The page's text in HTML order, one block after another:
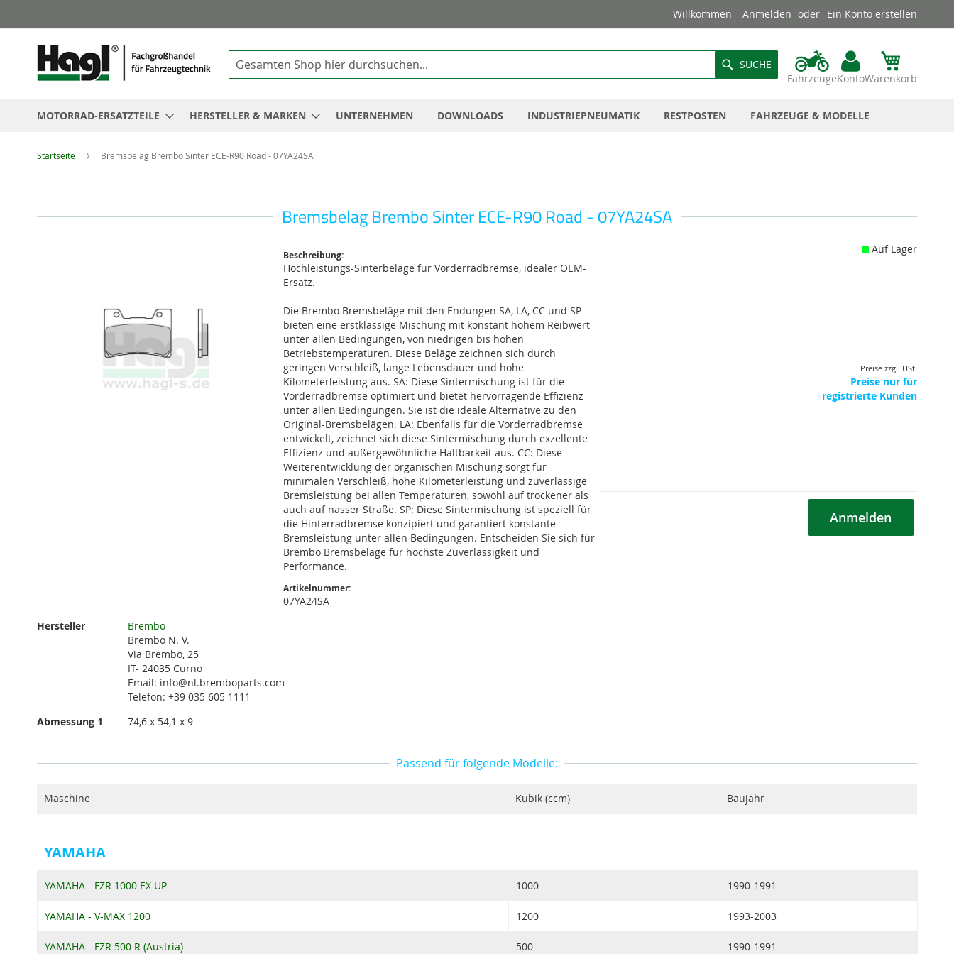
Inhalt
Willkommen Anmelden Ein Konto erstellen
FahrzeugeKontoWarenkorb
SUCHE
MOTORRAD-ERSATZTEILE HERSTELLER & MARKEN UNTERNEHMEN DOWNLOADS INDUSTRIEPNEUMATIK RESTPOSTEN FAHRZEUGE & MODELLE
Startseite Bremsbelag Brembo Sinter ECE-R90 Road - 07YA24SA
Bremsbelag Brembo Sinter ECE-R90 Road - 07YA24SA
Beschreibung:
Hochleistungs-Sinterbelage für Vorderradbremse, idealer OEM-
Ersatz.
Die Brembo Bremsbeläge mit den Endungen SA, LA, CC und SP
bieten eine erstklassige Mischung mit konstant hohem Reibwert
unter allen Bedingungen, von niedrigen bis hohen
Betriebstemperaturen. Diese Beläge zeichnen sich durch
geringen Verschleiß, lange Lebensdauer und hohe
Kilometerleistung aus. SA: Diese Sintermischung ist für die
Vorderradbremse optimiert und bietet hervorragende Effizienz
unter allen Bedingungen. Sie ist die ideale Alternative zu den
Original-Bremsbelägen. LA: Ebenfalls für die Vorderradbremse
entwickelt, zeichnet sich diese Sintermischung durch exzellente
Effizienz und außergewöhnliche Haltbarkeit aus. CC: Diese
Weiterentwicklung der organischen Mischung sorgt für
minimalen Verschleiß, hohe Kilometerleistung und zuverlässige
Bremsleistung bei allen Temperaturen, sowohl auf trockener als
auch auf nasser Straße. SP: Diese Sintermischung ist speziell für
die Hinterradbremse konzipiert und garantiert konstante
Bremsleistung unter allen Bedingungen. Entscheiden Sie sich für
Brembo Bremsbeläge für höchste Zuverlässigkeit und
Performance.
Artikelnummer:
07YA24SA
Auf Lager
Preise zzgl. USt.
Preise nur für
registrierte Kunden
Anmelden
Weitere
Hersteller
Brembo
Brembo N. V.
Via Brembo, 25
IT- 24035 Curno
Email: info@nl.bremboparts.com
Telefon: +39 035 605 1111
Abmessung 1
74,6 x 54,1 x 9
Passend für folgende Modelle:
Maschine Kubik (ccm) Baujahr
YAMAHA
YAMAHA - FZR 1000 EX UP 1000 1990-1991
YAMAHA - V-MAX 1200 1200 1993-2003
YAMAHA - FZR 500 R (Austria) 500 1990-1991